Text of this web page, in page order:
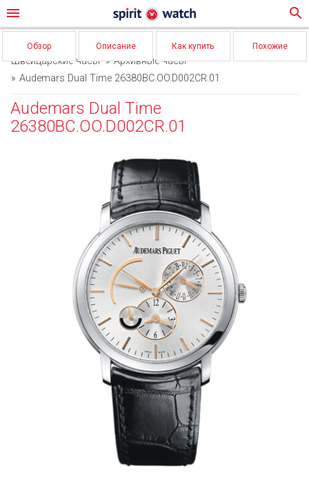
menu search
Обзор Описание Как купить Похожие
Швейцарские часы
Архивные часы
Audemars Dual Time 26380BC.OO.D002CR.01
Audemars Dual Time
26380BC.OO.D002CR.01